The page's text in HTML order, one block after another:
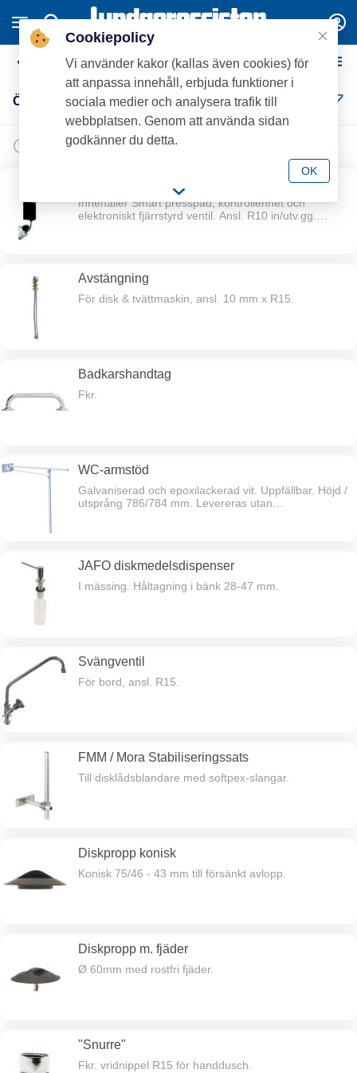
Övrigt
Övrigt (17)
Oras Smart disk- och tvättmaskinsavstängning
Innehåller Smart presspad, kontrollenhet och
elektroniskt fjärrstyrd ventil. Ansl. R10 in/utv.gg.
Avstängning
För disk & tvättmaskin, ansl. 10 mm x R15.
Badkarshandtag
Fkr.
WC-armstöd
Galvaniserad och epoxilackerad vit. Uppfällbar. Höjd /
utsprång 786/784 mm. Levereras utan
JAFO diskmedelsdispenser
I mässing. Håltagning i bänk 28-47 mm.
Svängventil
För bord, ansl. R15.
FMM / Mora Stabiliseringssats
Till disklådsblandare med softpex-slangar.
Diskpropp konisk
Konisk 75/46 - 43 mm till försänkt avlopp.
Diskpropp m. fjäder
Ø 60mm med rostfri fjäder.
"Snurre"
Fkr. vridnippel R15 för handdusch.
Cookiepolicy
Vi använder kakor (kallas även cookies) för
att anpassa innehåll, erbjuda funktioner i
sociala medier och analysera trafik till
webbplatsen. Genom att använda sidan
godkänner du detta.
OK